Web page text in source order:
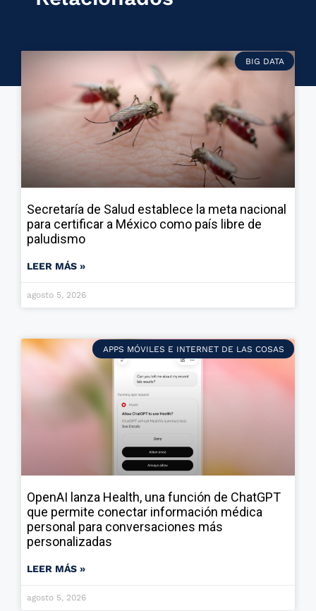
BIG DATA
Secretaría de Salud establece la meta nacional
para certificar a México como país libre de
paludismo
LEER MÁS »
agosto 5, 2026
APPS MÓVILES E INTERNET DE LAS COSAS
OpenAI lanza Health, una función de ChatGPT
que permite conectar información médica
personal para conversaciones más
personalizadas
LEER MÁS »
agosto 5, 2026